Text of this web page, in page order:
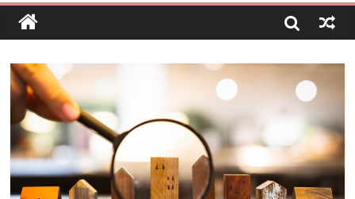
Agria : une assurance santé animale conçue pour répondre aux
besoins des propriétaires